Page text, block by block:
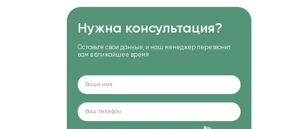
Нужна консультация?
Оставьте свои данные, и наш менеджер перезвонит
вам в ближайшее время